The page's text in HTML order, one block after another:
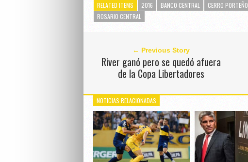
RELATED ITEMS 2016 BANCO CENTRAL CERRO PORTEÑO
ROSARIO CENTRAL
← Previous Story
River ganó pero se quedó afuera
de la Copa Libertadores
NOTICIAS RELACIONADAS